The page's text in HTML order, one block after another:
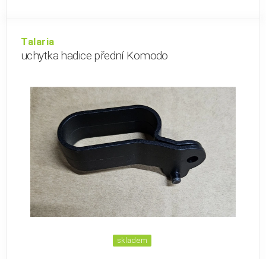
Talaria
uchytka hadice přední Komodo
skladem